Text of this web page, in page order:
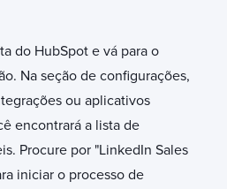
do HubSpot e vá para o
Na seção de configurações,
ou aplicativos
encontrará a lista de
Procure por "LinkedIn Sales
iniciar o processo de